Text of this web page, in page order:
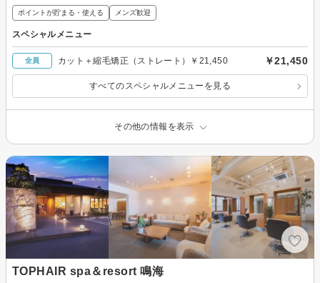
ポイントが貯まる・使える メンズ歓迎
スペシャルメニュー
全員 カット＋縮毛矯正（ストレート）￥21,450 ￥21,450
すべてのスペシャルメニューを見る
その他の情報を表示
TOPHAIR spa＆resort 鳴海